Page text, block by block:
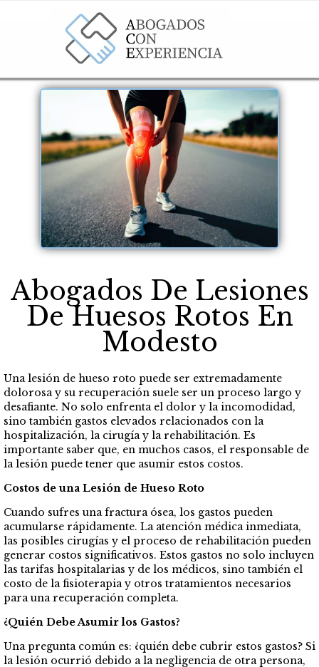
Abogados De Lesiones
De Huesos Rotos En
Modesto
Una lesión de hueso roto puede ser extremadamente
dolorosa y su recuperación suele ser un proceso largo y
desafiante. No solo enfrenta el dolor y la incomodidad,
sino también gastos elevados relacionados con la
hospitalización, la cirugía y la rehabilitación. Es
importante saber que, en muchos casos, el responsable de
la lesión puede tener que asumir estos costos.
Costos de una Lesión de Hueso Roto
Cuando sufres una fractura ósea, los gastos pueden
acumularse rápidamente. La atención médica inmediata,
las posibles cirugías y el proceso de rehabilitación pueden
generar costos significativos. Estos gastos no solo incluyen
las tarifas hospitalarias y de los médicos, sino también el
costo de la fisioterapia y otros tratamientos necesarios
para una recuperación completa.
¿Quién Debe Asumir los Gastos?
Una pregunta común es: ¿quién debe cubrir estos gastos? Si
la lesión ocurrió debido a la negligencia de otra persona,